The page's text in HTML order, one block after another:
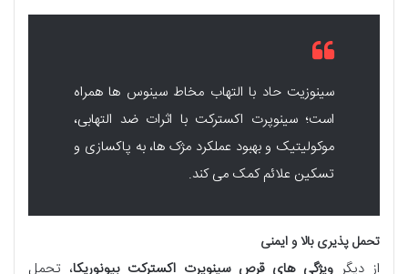
سینوزیت حاد با التهاب مخاط سینوس ها همراه
است؛ سینوپرت اکسترکت با اثرات ضد التهابی،
موکولیتیک و بهبود عملکرد مژک ها، به پاکسازی و
تسکین علائم کمک می کند.
تحمل پذیری بالا و ایمنی
از دیگر ویژگی های قرص سینوپرت اکسترکت بیونوریکا، تحمل